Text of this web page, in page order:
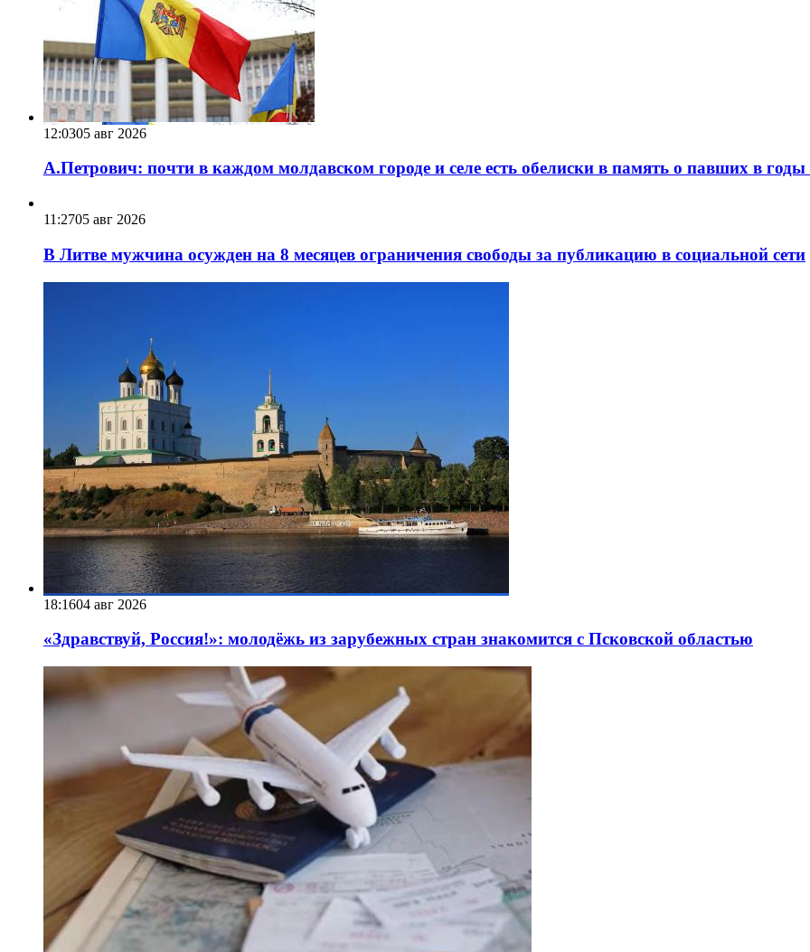
12:0305 авг 2026
А.Петрович: почти в каждом молдавском городе и селе есть обелиски в память о павших в
11:2705 авг 2026
В Литве мужчина осужден на 8 месяцев ограничения свободы за публикацию в социальной сети
18:1604 авг 2026
«Здравствуй, Россия!»: молодёжь из зарубежных стран знакомится с Псковской областью